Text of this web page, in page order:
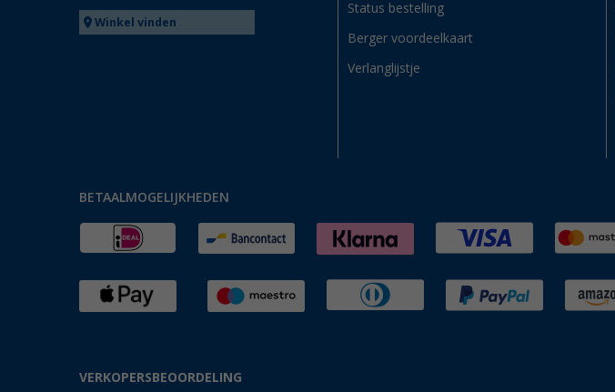
Winkel vinden
Status bestelling
Berger voordeelkaart
Verlanglijstje
BETAALMOGELIJKHEDEN
VERKOPERSBEOORDELING